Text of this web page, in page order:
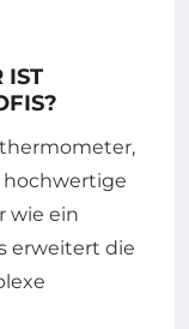
IST
hochwertige
wie ein
erweitert die